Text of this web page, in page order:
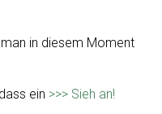
in diesem Moment
ein >>> Sieh an!